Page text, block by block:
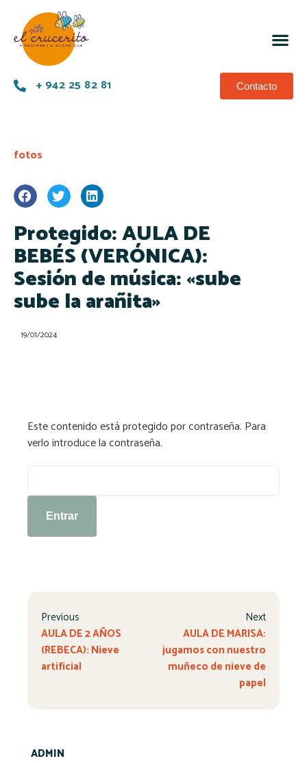
+ 942 25 82 81 Contacto
fotos
Protegido: AULA DE
BEBÉS (VERÓNICA):
Sesión de música: «sube
sube la arañita»
19/01/2024
Este contenido está protegido por contraseña. Para
verlo introduce la contraseña.
Previous
AULA DE 2 AÑOS
(REBECA): Nieve
artificial
Next
AULA DE MARISA:
jugamos con nuestro
muñeco de nieve de
papel
ADMIN